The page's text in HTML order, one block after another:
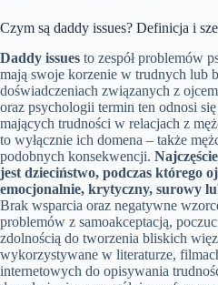
Czym są daddy issues? Definicja i
Daddy issues to zespół problemów
mają swoje korzenie w trudnych lub
doświadczeniach związanych z
oraz psychologii termin ten odnosi
mających trudności w relacjach z
to wyłącznie ich domena – także
podobnych konsekwencji.
jest dzieciństwo, podczas którego
emocjonalnie, krytyczny, surowy
Brak wsparcia oraz negatywne
problemów z samoakceptacją,
zdolnością do tworzenia bliskich
wykorzystywane w literaturze,
internetowych do opisywania